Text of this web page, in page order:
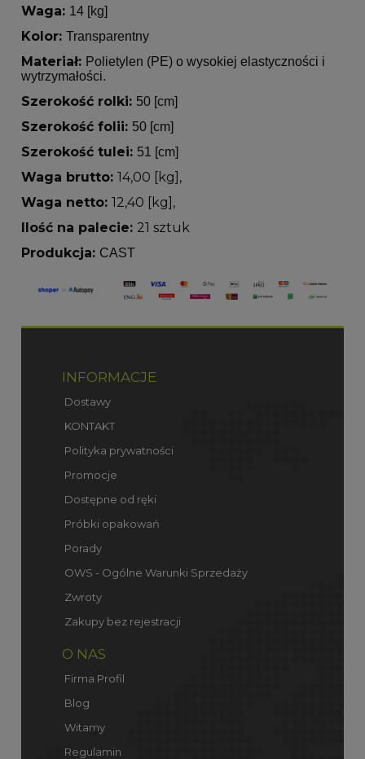
Waga: 14 [kg]
Kolor: Transparentny
Materiał: Polietylen (PE) o wysokiej elastyczności i
wytrzymałości.
Szerokość rolki: 50 [cm]
Szerokość folii: 50 [cm]
Szerokość tulei: 51 [cm]
Waga brutto: 14,00 [kg],
Waga netto: 12,40 [kg],
Ilość na palecie: 21 sztuk
Produkcja: CAST
INFORMACJE
Dostawy
KONTAKT
Polityka prywatności
Promocje
Dostępne od ręki
Próbki opakowań
Porady
OWS - Ogólne Warunki Sprzedaży
Zwroty
Zakupy bez rejestracji
O NAS
Firma Profil
Blog
Witamy
Regulamin